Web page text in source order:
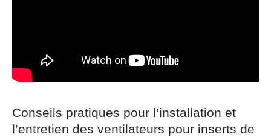
Conseils pratiques pour l’installation et
l’entretien des ventilateurs pour inserts de